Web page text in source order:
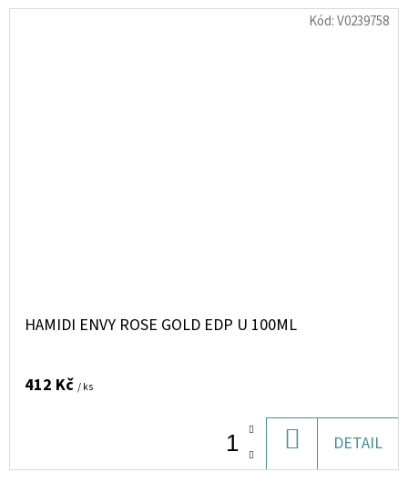
HAMIDI ENVY ROSE GOLD EDP U 100ML
412 Kč / ks
KOŠÍKU
DETAIL
Kód:V0239758